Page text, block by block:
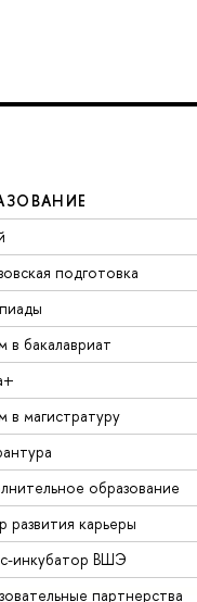
подготовка
в бакалавриат
в магистратуру
образование
развития карьеры
инкубатор ВШЭ
партнерства